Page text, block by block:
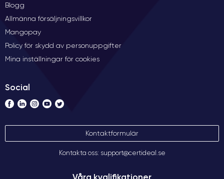
Blogg
Allmänna försäljningsvillkor
Mangopay
Policy för skydd av personuppgifter
Mina inställningar för cookies
Social
Kontaktformulär
Kontakta oss: support@certideal.se
Våra kvalifikationer